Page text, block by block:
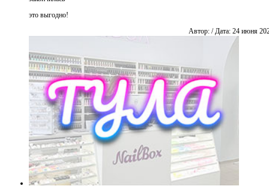
это выгодно!
Автор: / Дата: 24 июня